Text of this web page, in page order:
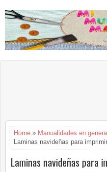
Home » Manualidades en
Laminas navideñas para imprimir
Laminas navideñas para